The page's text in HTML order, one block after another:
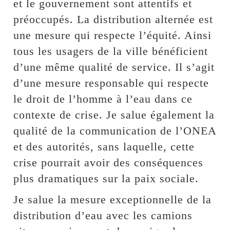
et le gouvernement sont attentifs et
préoccupés. La distribution alternée est
une mesure qui respecte l’équité. Ainsi
tous les usagers de la ville bénéficient
d’une même qualité de service. Il s’agit
d’une mesure responsable qui respecte
le droit de l’homme à l’eau dans ce
contexte de crise. Je salue également la
qualité de la communication de l’ONEA
et des autorités, sans laquelle, cette
crise pourrait avoir des conséquences
plus dramatiques sur la paix sociale.
Je salue la mesure exceptionnelle de la
distribution d’eau avec les camions